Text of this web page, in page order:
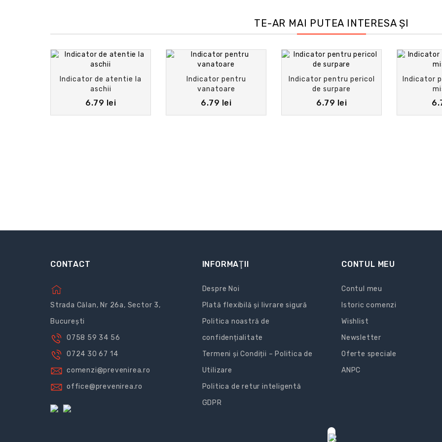
TE-AR MAI PUTEA INTERESA ȘI
Indicator de atentie la
aschii
6.79 lei
Indicator pentru
vanatoare
6.79 lei
Indicator pentru pericol
de surpare
6.79 lei
Indicator
CONTACT
Strada Călan, Nr 26a, Sector 3,
București
0758 59 34 56
0724 30 67 14
comenzi@prevenirea.ro
office@prevenirea.ro
INFORMAŢII
Despre Noi
Plată flexibilă și livrare sigură
Politica noastră de
confidențialitate
Termeni și Condiții – Politica de
Utilizare
Politica de retur inteligentă
GDPR
CONTUL MEU
Contul meu
Istoric comenzi
Wishlist
Newsletter
Oferte speciale
ANPC